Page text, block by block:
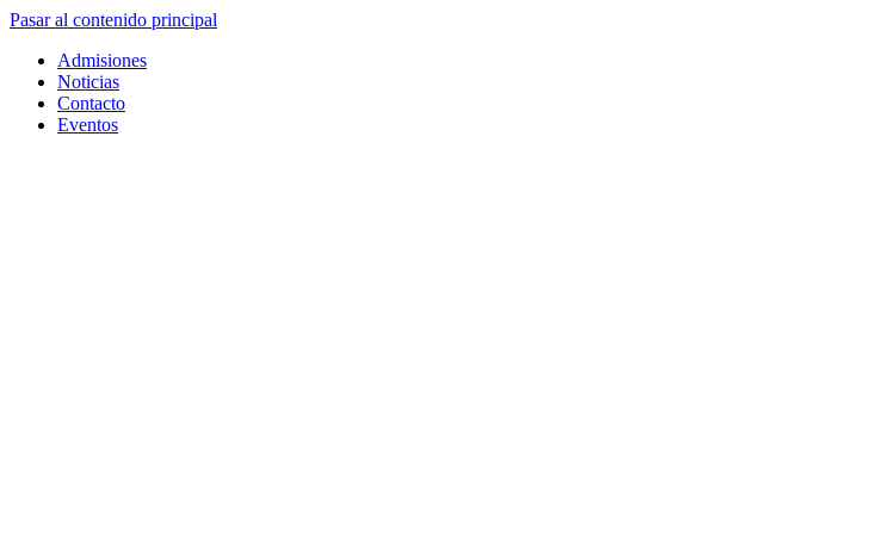
Pasar al contenido principal
Admisiones
Noticias
Contacto
Eventos